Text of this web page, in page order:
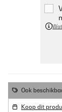
Ook
Koop dit